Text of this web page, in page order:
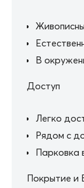
В
Доступ
Легко
Рядом с
Парковка
Покрытие и